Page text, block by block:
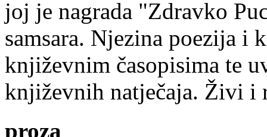
joj je nagrada "Zdravko
samsara. Njezina poezija i
književnim časopisima te
književnih natječaja. Živi i
proza